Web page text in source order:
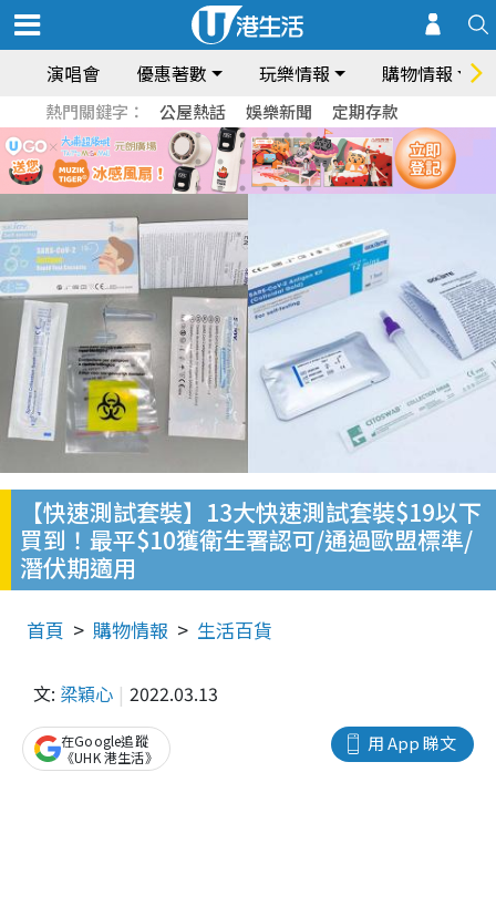
演唱會 優惠著數 玩樂情報 購物情報
熱門關鍵字： 公屋熱話 娛樂新聞 定期存款
【快速測試套裝】13大快速測試套裝$19以下
買到！最平$10獲衛生署認可/通過歐盟標準/
潛伏期適用
首頁 購物情報 生活百貨
文: 梁穎心 2022.03.13
用 App 睇文
在Google追蹤
《UHK 港生活》